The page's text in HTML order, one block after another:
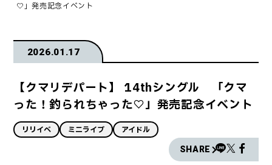
♡」発売記念イベント
2026.01.17
【クマリデパート】 14thシングル 「クマ
った！釣られちゃった♡」発売記念イベント
リリイベ ミニライブ アイドル
SHARE